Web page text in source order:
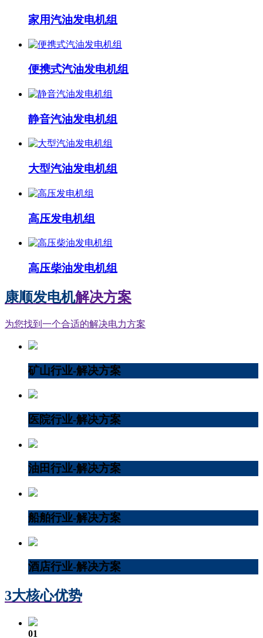
家用汽油发电机组
便携式汽油发电机组
静音汽油发电机组
大型汽油发电机组
高压发电机组
高压柴油发电机组
康顺发电机解决方案
为您找到一个合适的解决电力方案
矿山行业-解决方案
医院行业-解决方案
油田行业-解决方案
船舶行业-解决方案
酒店行业-解决方案
3大核心优势
01